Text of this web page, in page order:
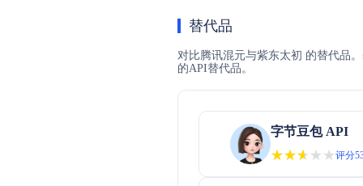
替代品
对比腾讯混元与紫东太初 的替代品
的API替代品。
字节豆包 API
★★★★★
★★★★★评分